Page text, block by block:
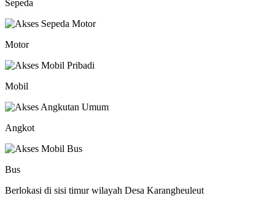
Sepeda
Motor
Mobil
Angkot
Bus
Berlokasi di sisi timur wilayah Desa Karangheuleut